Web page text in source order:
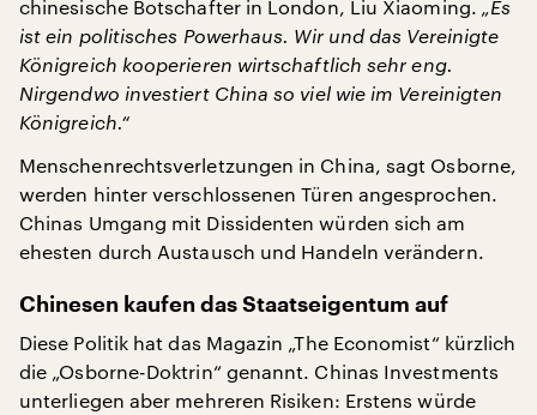
chinesische Botschafter in London, Liu Xiaoming. „Es
ist ein politisches Powerhaus. Wir und das Vereinigte
Königreich kooperieren wirtschaftlich sehr eng.
Nirgendwo investiert China so viel wie im Vereinigten
Königreich.“
Menschenrechtsverletzungen in China, sagt Osborne,
werden hinter verschlossenen Türen angesprochen.
Chinas Umgang mit Dissidenten würden sich am
ehesten durch Austausch und Handeln verändern.
Chinesen kaufen das Staatseigentum auf
Diese Politik hat das Magazin „The Economist“ kürzlich
die „Osborne-Doktrin“ genannt. Chinas Investments
unterliegen aber mehreren Risiken: Erstens würde